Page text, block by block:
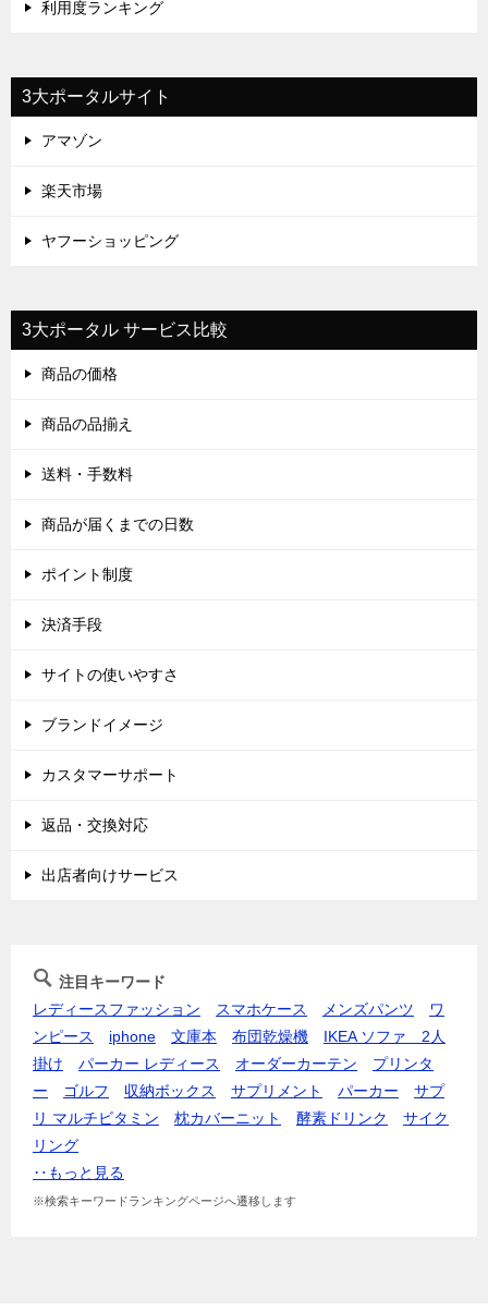
利用度ランキング
3大ポータルサイト
アマゾン
楽天市場
ヤフーショッピング
3大ポータル サービス比較
商品の価格
商品の品揃え
送料・手数料
商品が届くまでの日数
ポイント制度
決済手段
サイトの使いやすさ
ブランドイメージ
カスタマーサポート
返品・交換対応
出店者向けサービス
注目キーワード
レディースファッション
スマホケース メンズパンツ
ワ
ンピース
iphone 文庫本 布団乾燥機
IKEA ソファ 2人
掛け
パーカー レディース オーダーカーテン
プリンタ
ー
ゴルフ 収納ボックス サプリメント パーカー
サプ
リ マルチビタミン
枕カバーニット 酵素ドリンク
サイク
リング
‥もっと見る
※検索キーワードランキングページへ遷移します